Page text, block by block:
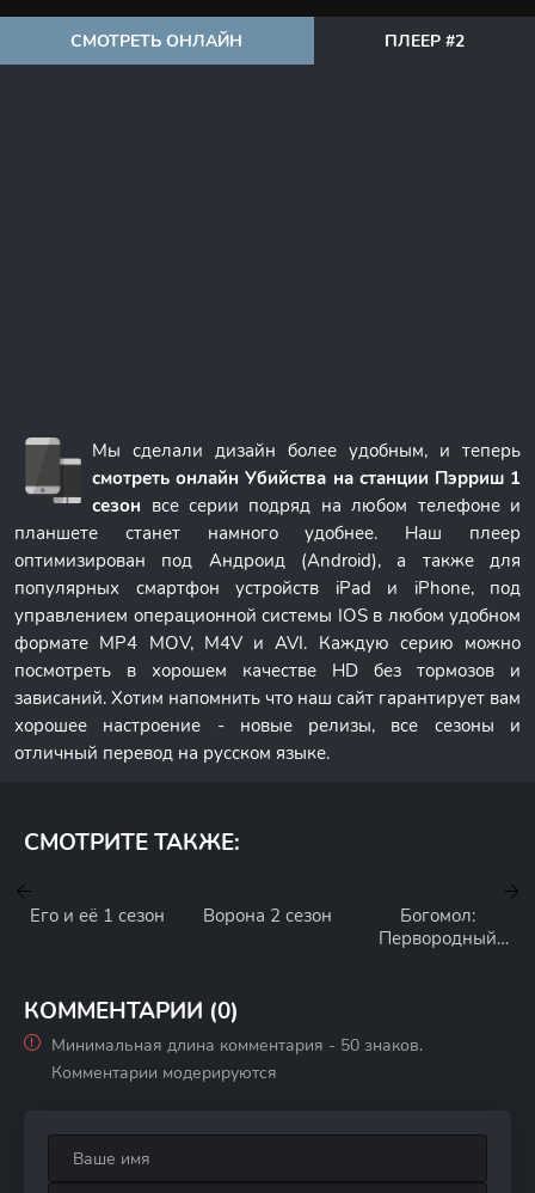
СМОТРЕТЬ ОНЛАЙН ПЛЕЕР #2
Мы сделали дизайн более удобным, и теперь
смотреть онлайн Убийства на станции Пэрриш 1
сезон все серии подряд на любом телефоне и
планшете станет намного удобнее. Наш плеер
оптимизирован под Андроид (Android), а также для
популярных смартфон устройств iPad и iPhone, под
управлением операционной системы IOS в любом удобном
формате MP4 MOV, M4V и AVI. Каждую серию можно
посмотреть в хорошем качестве HD без тормозов и
зависаний. Хотим напомнить что наш сайт гарантирует вам
хорошее настроение - новые релизы, все сезоны и
отличный перевод на русском языке.
СМОТРИТЕ ТАКЖЕ:
Его и её 1 сезон Ворона 2 сезон
Богомол:
Первородный
КОММЕНТАРИИ (0)
Минимальная длина комментария - 50 знаков.
Комментарии модерируются